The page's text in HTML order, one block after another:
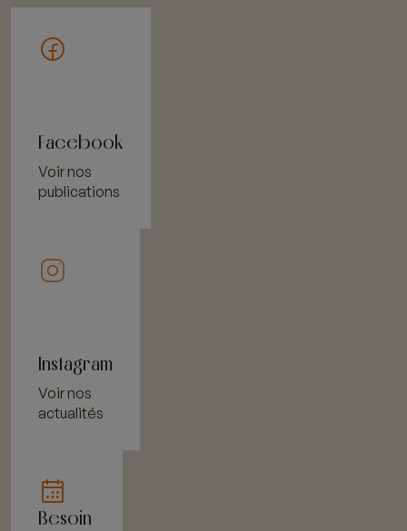
Facebook
Voir nos
publications
Instagram
Voir nos
actualités
Besoin